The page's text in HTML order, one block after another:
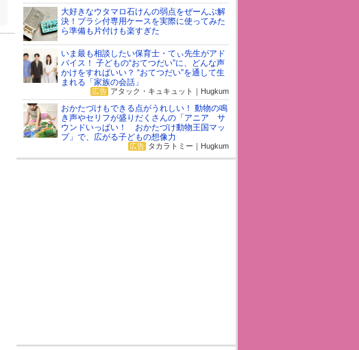
大好きなウタマロ石けんの弱点をぜーんぶ解
決！ブラシ付専用ケースを実際に使ってみた
ら準備も片付けも楽すぎた
いま最も相談したい保育士・てぃ先生がアド
バイス！ 子どもの“おてつだい”に、どんな声
かけをすればいい？ “おてつだい”を通して生
まれる「家族の会話」
広告アタック・キュキュット｜Hugkum
おかたづけもできる点がうれしい！ 動物の鳴
き声やセリフが盛りだくさんの「アニア サ
ウンドいっぱい！ おかたづけ動物王国マッ
プ」で、広がる子どもの想像力
広告タカラトミー｜Hugkum